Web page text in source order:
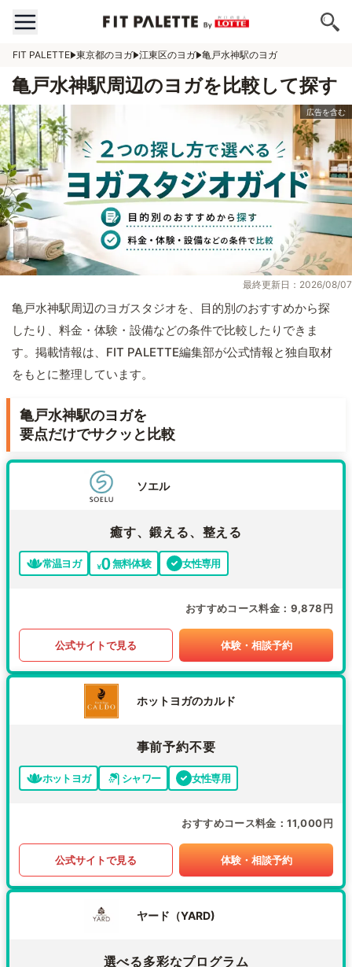
FIT PALETTE 東京都のヨガ 江東区のヨガ 亀戸水神駅のヨガ
亀戸水神駅周辺のヨガを比較して探す
最終更新日：2026/08/07
亀戸水神駅周辺のヨガスタジオを、目的別のおすすめから探
したり、料金・体験・設備などの条件で比較したりできま
す。掲載情報は、FIT PALETTE編集部が公式情報と独自取材
をもとに整理しています。
亀戸水神駅のヨガを
要点だけでサクッと比較
ソエル
癒す、鍛える、整える
常温ヨガ 無料体験 女性専用
おすすめコース料金 9,878円
公式サイトで見る 体験・相談予約
ホットヨガのカルド
事前予約不要
ホットヨガ シャワー 女性専用
おすすめコース料金 11,000円
公式サイトで見る 体験・相談予約
ヤード（YARD)
選べる多彩なプログラム